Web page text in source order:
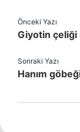
Önceki Yazı
Giyotin çeliği
Sonraki Yazı
Hanım